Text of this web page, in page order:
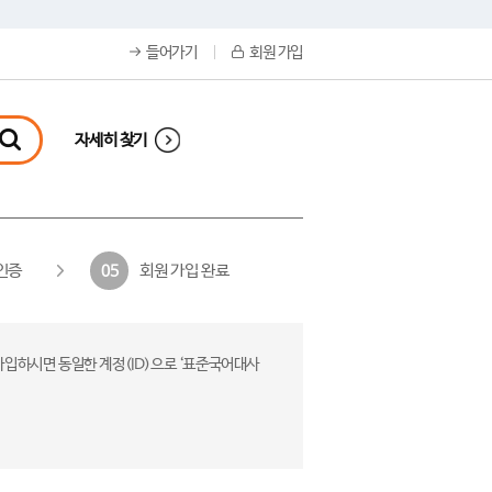
들어가기 회원 가입
자세히 찾기
증 05 회원 가입 완료
하시면 동일한 계정(ID)으로 ‘표준국어대사